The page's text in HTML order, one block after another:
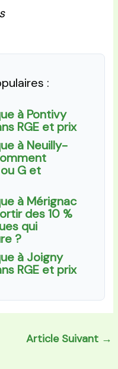
:
à Pontivy
RGE et prix
à Neuilly-
G et
à Mérignac
des 10 %
qui
?
à Joigny
RGE et prix
Article Suivant →